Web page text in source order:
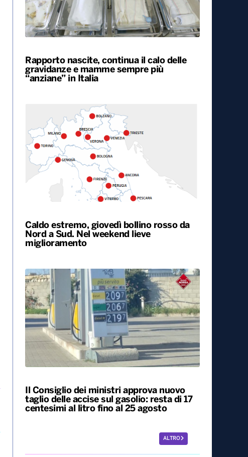
Rapporto nascite, continua il calo delle
gravidanze e mamme sempre più
“anziane” in Italia
Caldo estremo, giovedì bollino rosso da
Nord a Sud. Nel weekend lieve
miglioramento
Il Consiglio dei ministri approva nuovo
taglio delle accise sul gasolio: resta di 17
centesimi al litro fino al 25 agosto
ALTRO